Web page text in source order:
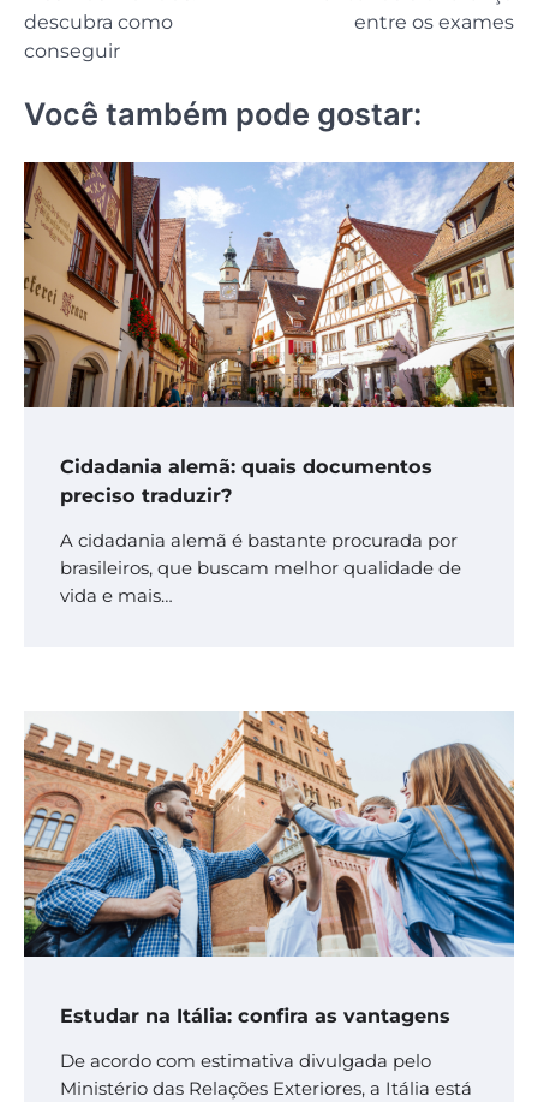
Post
descubra como
conseguir
entre os exames
Você também pode gostar:
Cidadania alemã: quais documentos
preciso traduzir?
A cidadania alemã é bastante procurada por
brasileiros, que buscam melhor qualidade de
vida e mais…
Estudar na Itália: confira as vantagens
De acordo com estimativa divulgada pelo
Ministério das Relações Exteriores, a Itália está